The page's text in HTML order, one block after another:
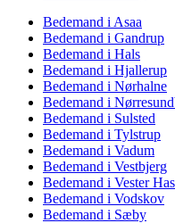
Bedemand i Asaa
Bedemand i Gandrup
Bedemand i Hals
Bedemand i Hjallerup
Bedemand i Nørhalne
Bedemand i
Bedemand i Sulsted
Bedemand i Tylstrup
Bedemand i Vadum
Bedemand i Vestbjerg
Bedemand i Vester
Bedemand i Vodskov
Bedemand i Sæby